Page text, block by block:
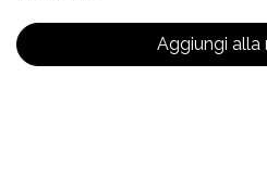
Aggiungi alla